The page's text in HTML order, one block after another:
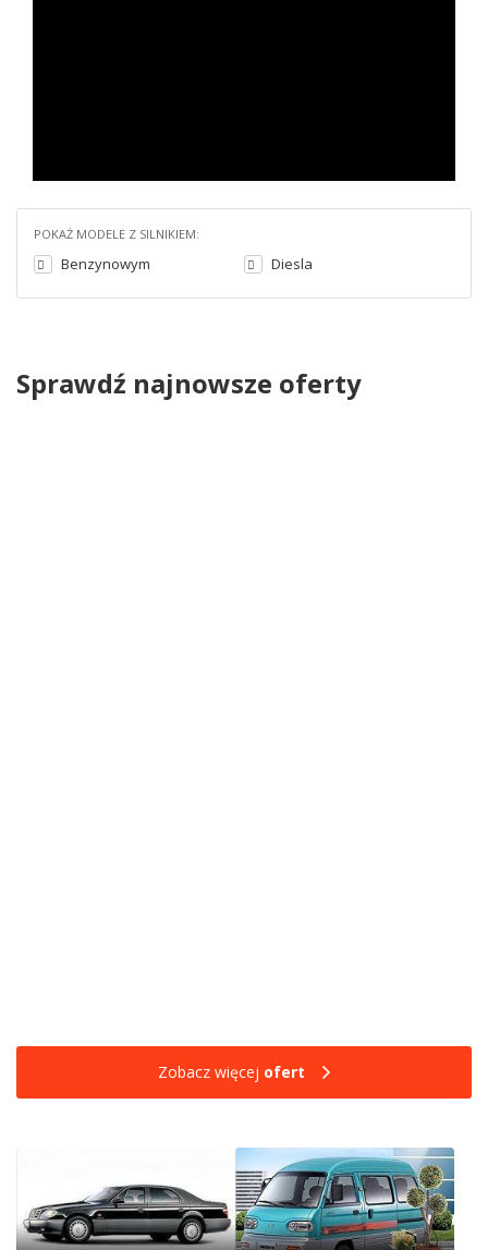
POKAŻ MODELE Z SILNIKIEM:
Benzynowym Diesla
Sprawdź najnowsze oferty
Zobacz więcej ofert